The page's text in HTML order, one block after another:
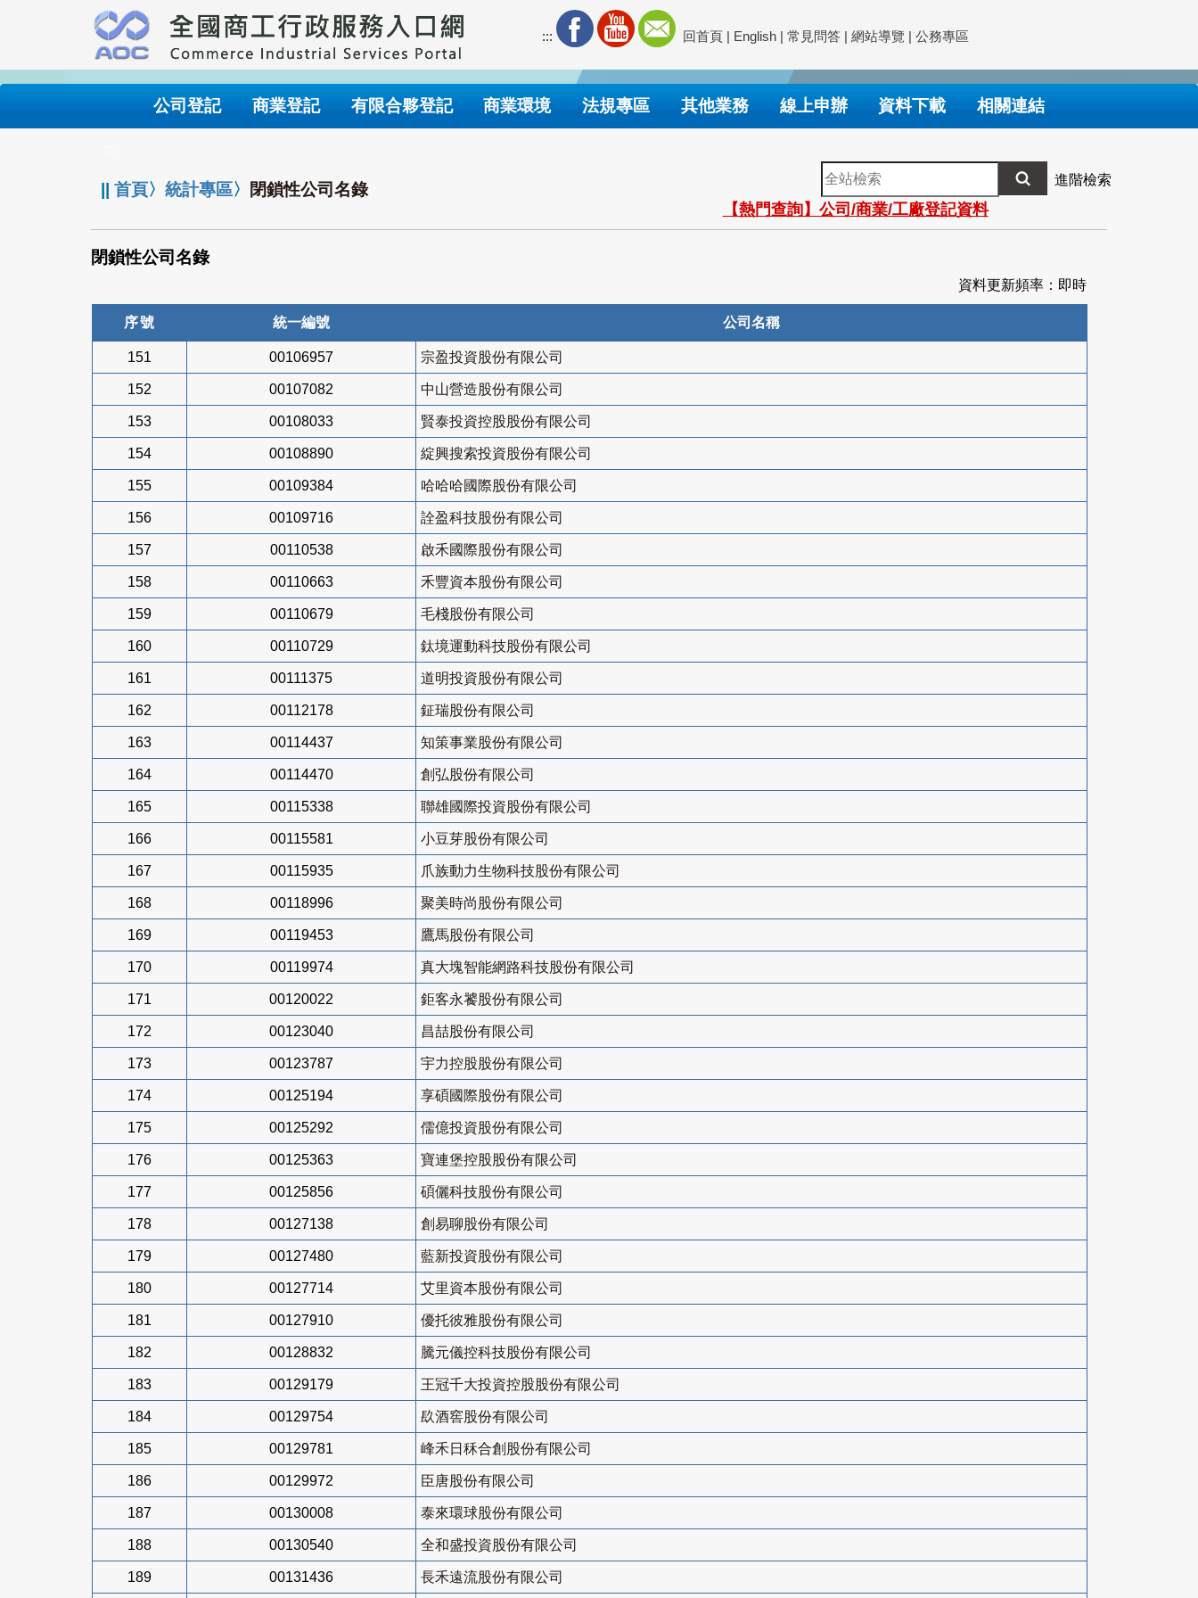
要
內
::: 回首頁 | English | 常見問答 | 網站導覽 | 公務專區
公司登記 商業登記 有限合夥登記 商業環境 法規專區 其他業務 線上申辦 資料下載 相關連結
||首頁〉統計專區〉 閉鎖性公司名錄
全
站
檢
索
進階檢索
【熱門查詢】公司/商業/工廠登記資料
閉鎖性公司名錄
資料更新頻率：即時
序號 統一編號 公司名稱
151 00106957 宗盈投資股份有限公司
152 00107082 中山營造股份有限公司
153 00108033 賢泰投資控股股份有限公司
154 00108890 綻興搜索投資股份有限公司
155 00109384 哈哈哈國際股份有限公司
156 00109716 詮盈科技股份有限公司
157 00110538 啟禾國際股份有限公司
158 00110663 禾豐資本股份有限公司
159 00110679 毛棧股份有限公司
160 00110729 鈦境運動科技股份有限公司
161 00111375 道明投資股份有限公司
162 00112178 鉦瑞股份有限公司
163 00114437 知策事業股份有限公司
164 00114470 創弘股份有限公司
165 00115338 聯雄國際投資股份有限公司
166 00115581 小豆芽股份有限公司
167 00115935 爪族動力生物科技股份有限公司
168 00118996 聚美時尚股份有限公司
169 00119453 鷹馬股份有限公司
170 00119974 真大塊智能網路科技股份有限公司
171 00120022 鉅客永饕股份有限公司
172 00123040 昌喆股份有限公司
173 00123787 宇力控股股份有限公司
174 00125194 享碩國際股份有限公司
175 00125292 儒億投資股份有限公司
176 00125363 寶連堡控股股份有限公司
177 00125856 碩儷科技股份有限公司
178 00127138 創易聊股份有限公司
179 00127480 藍新投資股份有限公司
180 00127714 艾里資本股份有限公司
181 00127910 優托彼雅股份有限公司
182 00128832 騰元儀控科技股份有限公司
183 00129179 王冠千大投資控股股份有限公司
184 00129754 镹酒窖股份有限公司
185 00129781 峰禾日秝合創股份有限公司
186 00129972 臣唐股份有限公司
187 00130008 泰來環球股份有限公司
188 00130540 全和盛投資股份有限公司
189 00131436 長禾遠流股份有限公司